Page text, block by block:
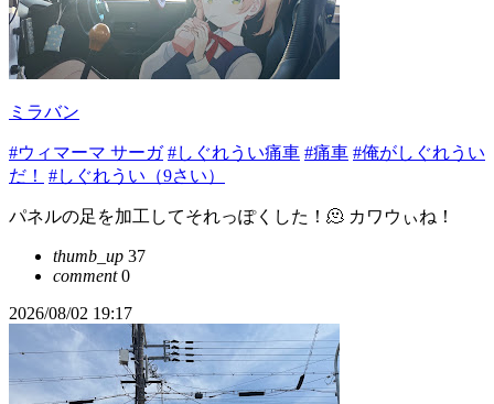
ミラバン
#ウィマーマ サーガ #しぐれうい痛車 #痛車 #俺がしぐれうい
だ！
#しぐれうい（9さい）
パネルの足を加工してそれっぽくした！🫠 カワウぃね！
thumb_up 37
comment0
2026/08/02 19:17